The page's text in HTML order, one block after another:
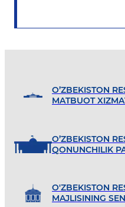
O’ZBEKISTON
MATBUOT
O’ZBEKISTON
QONUNCHILIK
O'ZBEKISTON
MAJLISINING